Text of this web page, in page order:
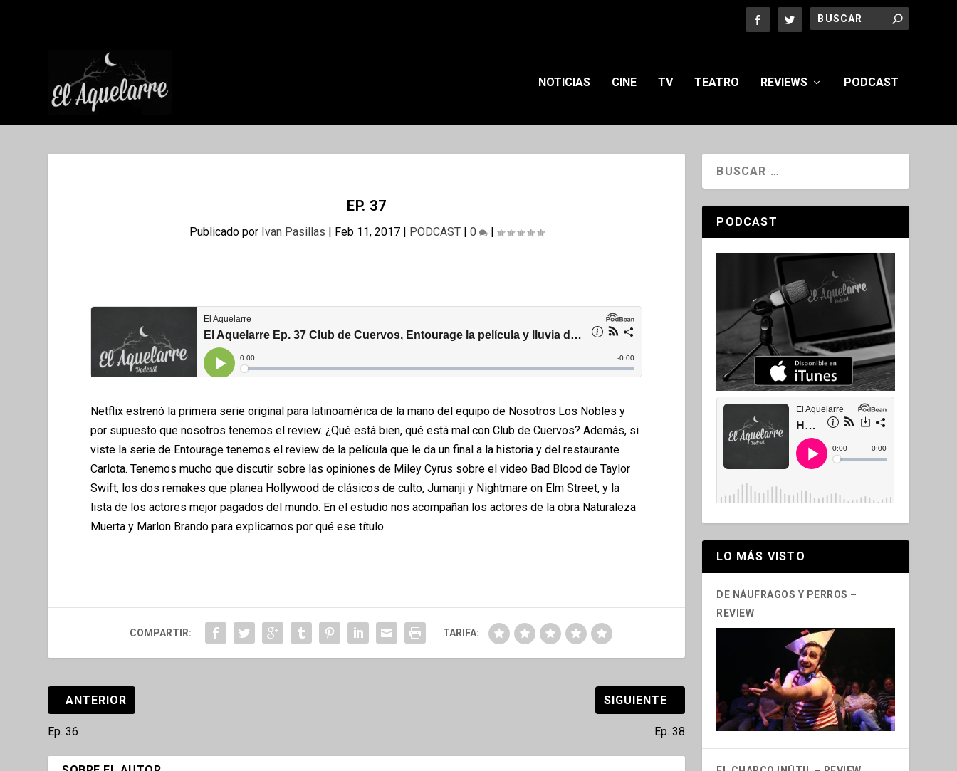
NOTICIAS CINE TV TEATRO REVIEWS PODCAST
EP. 37
Publicado por Ivan Pasillas | Feb 11, 2017| PODCAST| 0 |
Netflix estrenó la primera serie original para latinoamérica de la mano del equipo de Nosotros Los Nobles y
por supuesto que nosotros tenemos el review. ¿Qué está bien, qué está mal con Club de Cuervos? Además, si
viste la serie de Entourage tenemos el review de la película que le da un final a la historia y del restaurante
Carlota. Tenemos mucho que discutir sobre las opiniones de Miley Cyrus sobre el video Bad Blood de Taylor
Swift, los dos remakes que planea Hollywood de clásicos de culto, Jumanji y Nightmare on Elm Street, y la
lista de los actores mejor pagados del mundo. En el estudio nos acompañan los actores de la obra Naturaleza
Muerta y Marlon Brando para explicarnos por qué ese título.
COMPARTIR: TARIFA:
ANTERIOR
Ep. 36
SIGUIENTE
Ep. 38
PODCAST
LO MÁS VISTO
DE NÁUFRAGOS Y PERROS –
REVIEW